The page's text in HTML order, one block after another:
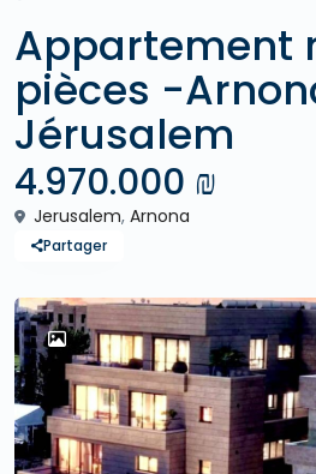
Appartement
pièces -
Jérusalem
4.970.000 ₪
Jerusalem, Arnona
Partager